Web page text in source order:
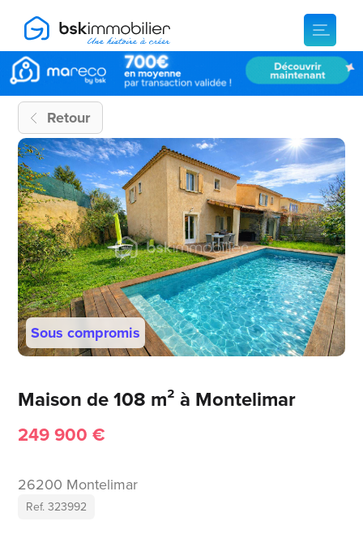
Retour
Sous compromis
Maison de 108 m² à Montelimar
249 900 €
26200 Montelimar
Ref. 323992